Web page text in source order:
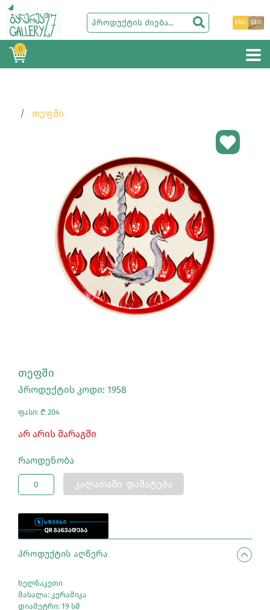
ENG GEO
0
ᲗᲔᲤᲨᲘ
ᲗᲔᲤᲨᲘ
პროდუქტის კოდი: 1958
ფასი: ₾ 204
Არ Არის Მარაგში
Რაოდენობა
ᲙᲐᲚᲐᲗᲐᲨᲘ ᲓᲐᲛᲐᲢᲔᲑᲐ
ᲞᲠᲝᲓᲣᲥᲢᲘᲡ ᲐᲦᲬᲔᲠᲐ
ხელნაკეთი
მასალა: კერამიკა
დიამეტრი: 19 სმ